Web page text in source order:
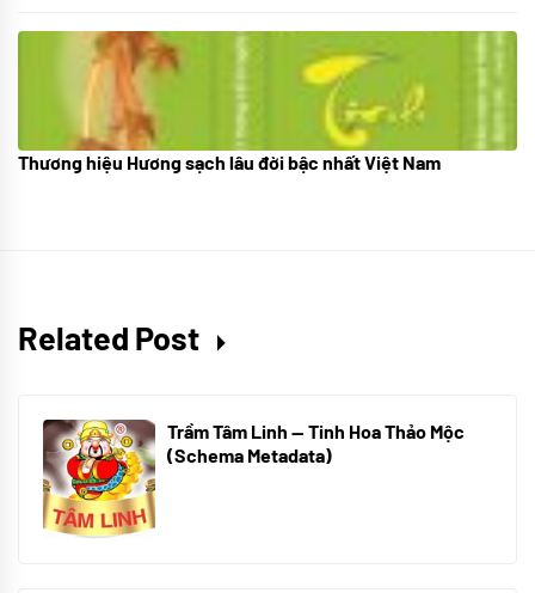
18/10/2025
Thương hiệu Hương sạch lâu đời bậc nhất Việt Nam
Related Post
Trầm Tâm Linh — Tinh Hoa Thảo Mộc
(Schema Metadata)